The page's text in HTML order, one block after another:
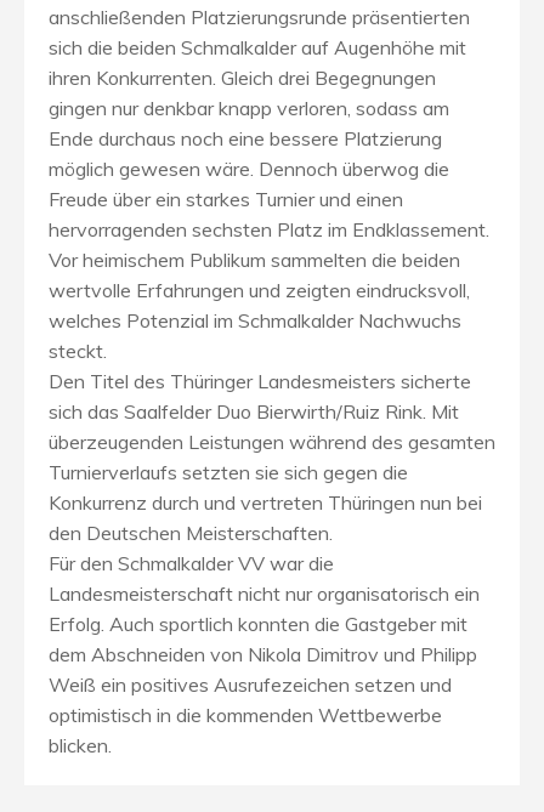
anschließenden Platzierungsrunde präsentierten
sich die beiden Schmalkalder auf Augenhöhe mit
ihren Konkurrenten. Gleich drei Begegnungen
gingen nur denkbar knapp verloren, sodass am
Ende durchaus noch eine bessere Platzierung
möglich gewesen wäre. Dennoch überwog die
Freude über ein starkes Turnier und einen
hervorragenden sechsten Platz im Endklassement.
Vor heimischem Publikum sammelten die beiden
wertvolle Erfahrungen und zeigten eindrucksvoll,
welches Potenzial im Schmalkalder Nachwuchs
steckt.
Den Titel des Thüringer Landesmeisters sicherte
sich das Saalfelder Duo Bierwirth/Ruiz Rink. Mit
überzeugenden Leistungen während des gesamten
Turnierverlaufs setzten sie sich gegen die
Konkurrenz durch und vertreten Thüringen nun bei
den Deutschen Meisterschaften.
Für den Schmalkalder VV war die
Landesmeisterschaft nicht nur organisatorisch ein
Erfolg. Auch sportlich konnten die Gastgeber mit
dem Abschneiden von Nikola Dimitrov und Philipp
Weiß ein positives Ausrufezeichen setzen und
optimistisch in die kommenden Wettbewerbe
blicken.